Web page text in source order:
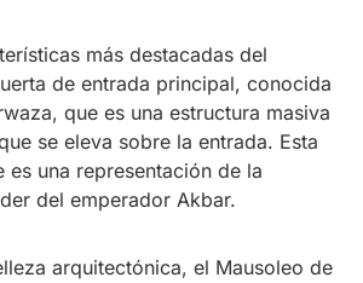
más destacadas del
de entrada principal, conocida
que es una estructura masiva
se eleva sobre la entrada. Esta
es una representación de la
del emperador Akbar.
arquitectónica, el Mausoleo de